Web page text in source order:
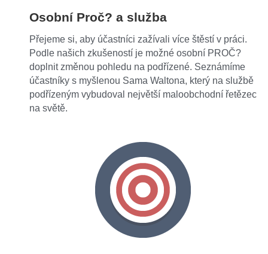
Osobní Proč? a služba
Přejeme si, aby účastníci zažívali více štěstí v práci.
Podle našich zkušeností je možné osobní PROČ?
doplnit změnou pohledu na podřízené. Seznámíme
účastníky s myšlenou Sama Waltona, který na službě
podřízeným vybudoval největší maloobchodní řetězec
na světě.